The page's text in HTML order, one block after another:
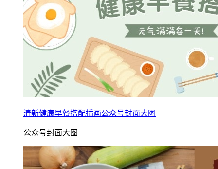
清新健康早餐搭配插画公众号封面大图
公众号封面大图